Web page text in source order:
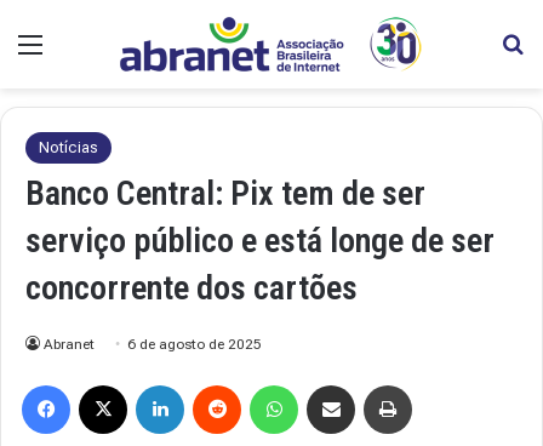
Notícias
Banco Central: Pix tem de ser
serviço público e está longe de ser
concorrente dos cartões
Abranet 6 de agosto de 2025